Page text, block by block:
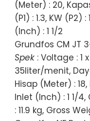
(Meter) : 20,
(P1) : 1.3, KW (P2)
(Inch) : 1 1/2
Grundfos CM JT
Spek : Voltage : 1
35liter/menit,
Hisap (Meter) : 18,
Inlet (Inch) : 1 1/
: 11.9 kg, Gross